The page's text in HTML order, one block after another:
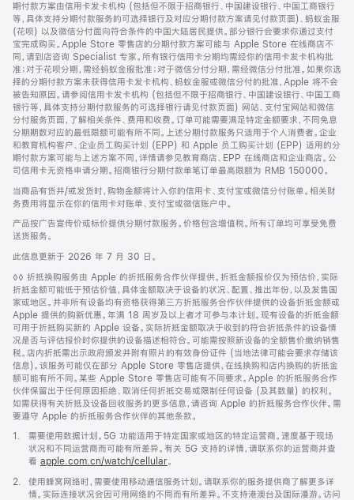
期付款方案由信用卡发卡机构 (包括但不限于招商银行、中国建设银行、中国工商银行
等，具体支持分期付款服务的可选择银行及对应分期付款方案请见付款页面)、蚂蚁金服
(花呗) 以及微信分付面向符合条件的中国大陆居民提供。部分银行会要求你通过支付
宝完成购买。Apple Store 零售店的分期付款方案可能与 Apple Store 在线商店不
同，请到店咨询 Specialist 专家。所有银行信用卡分期均需经你的信用卡发卡机构批
准；对于花呗分期，需经蚂蚁金服批准；对于微信分付分期，需经微信分付批准。如果你选
择的分期付款方案未获得信用卡发卡机构、蚂蚁金服或微信分付的批准，Apple 将不会
被告知原因。请参阅信用卡发卡机构 (包括但不限于招商银行、中国建设银行、中国工商
银行等，具体支持分期付款服务的可选择银行请见付款页面) 网站、支付宝网站和微信
分付服务页面，了解相关条件、费用和收费。订单可能需要满足特定金额要求，不同免息
分期期数对应的最低限额可能有所不同。上述分期付款服务只适用于个人消费者。企业
和教育机构客户、企业员工购买计划 (EPP) 和 Apple 员工购买计划 (EPP) 适用的分
期付款方案可能与上述方案不同，详情请参见教育商店、EPP 在线商店和企业商店。公
司信用卡无资格申请分期。招商银行分期付款单笔订单最高限额为 RMB 150000。
当商品有货并/或发货时，购物金额将计入你的信用卡、支付宝或微信分付账单。相关财
务费用将显示在你的信用卡对账单、支付宝或微信账户中。
产品按广告宣传价或标价提供分期付款服务。价格包含增值税。所有订单均可享受免费
送货服务。
此信息更新于 2026 年 7 月 30 日。
脚
注
◊◊ 折抵换购服务由 Apple 的折抵服务合作伙伴提供。折抵金额报价仅为预估价，实际
折抵金额可能低于预估价值，具体金额取决于设备的状况、配置、推出年份，以及发售国
家或地区。并非所有设备均有资格获得第三方折抵服务合作伙伴提供的设备折抵金额或
Apple 提供的购新优惠。年满 18 周岁及以上者才可参与本计划。现有设备的折抵金额
可用于折抵购买新的 Apple 设备。实际折抵金额取决于收到的符合折抵条件的设备情
况是否与评估报价时你提供的设备描述相符合。可能需按照新设备的全额售价缴纳销售
税。店内折抵需出示政府颁发并附有照片的有效身份证件 (当地法律可能会要求存储该
信息)。该服务可能仅在部分 Apple Store 零售店提供，在线换购和店内换购的折抵金
额可能有所不同。某些 Apple Store 零售店可能有不同要求。Apple 的折抵服务合作
伙伴保留出于任何原因拒绝、取消任何折抵交易或限制任何设备 (及其数量) 的权利。
如需获得有关折抵及设备回收服务的更多信息，请咨询 Apple 的折抵服务合作伙伴。需
要遵守 Apple 的折抵服务合作伙伴的其他条款。
脚
1.
需要使用数据计划。5G 功能适用于特定国家或地区的特定运营商。速度基于现场
状况和不同运营商而可能有所差异。有关 5G 支持的详情，请联系你的运营商并查
看 apple.com.cn/watch/cellular。
脚
2.
使用蜂窝网络时，需要使用移动通信服务计划。请联系你的服务提供商了解更多详
情。实际连接状况会因可用网络的不同而有所差异。不支持港澳台及国际漫游。访问